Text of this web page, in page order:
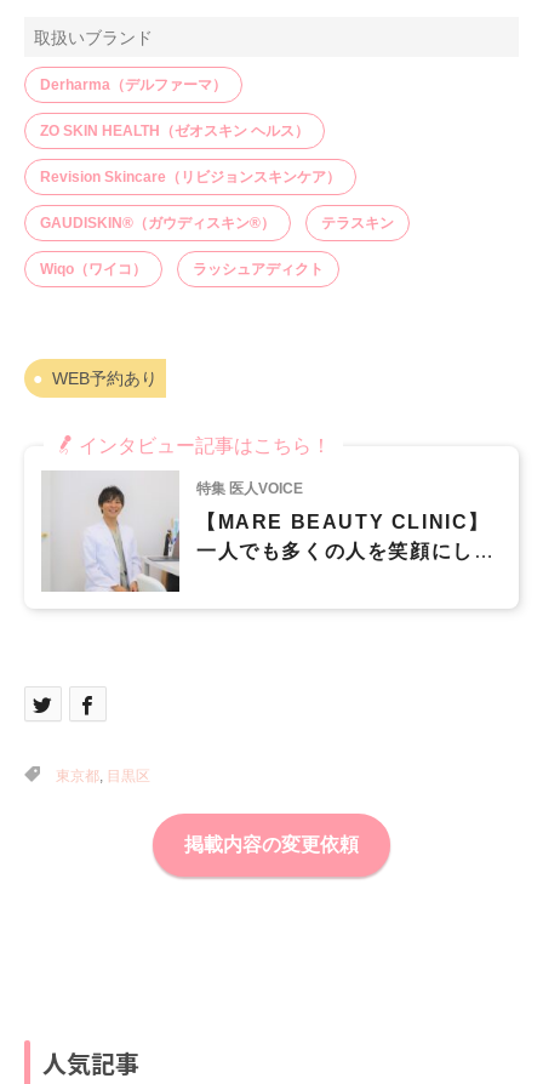
取扱いブランド
Derharma（デルファーマ）
ZO SKIN HEALTH（ゼオスキン ヘルス）
Revision Skincare（リビジョンスキンケア）
GAUDISKIN®（ガウディスキン®） テラスキン
Wiqo（ワイコ） ラッシュアディクト
WEB予約あり
インタビュー記事はこちら！
特集 医人VOICE
【MARE BEAUTY CLINIC】
一人でも多くの人を笑顔にし
を目指す
東京都, 目黒区
掲載内容の変更依頼
人気記事